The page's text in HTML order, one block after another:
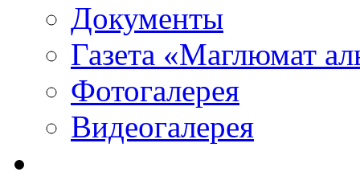
Документы
Газета «Маглюмат
Фотогалерея
Видеогалерея